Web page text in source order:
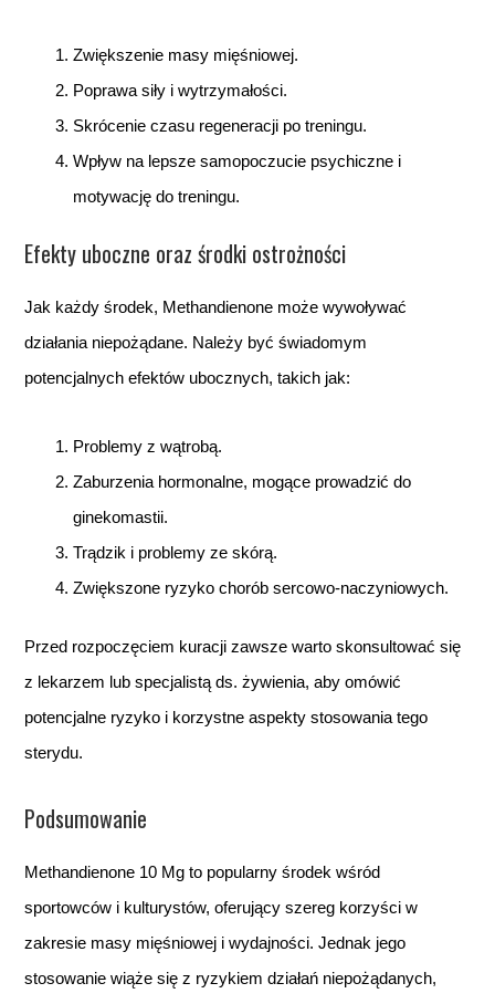
Zwiększenie masy mięśniowej.
Poprawa siły i wytrzymałości.
Skrócenie czasu regeneracji po treningu.
Wpływ na lepsze samopoczucie psychiczne i
motywację do treningu.
Efekty uboczne oraz środki ostrożności
Jak każdy środek, Methandienone może wywoływać
działania niepożądane. Należy być świadomym
potencjalnych efektów ubocznych, takich jak:
Problemy z wątrobą.
Zaburzenia hormonalne, mogące prowadzić do
ginekomastii.
Trądzik i problemy ze skórą.
Zwiększone ryzyko chorób sercowo-naczyniowych.
Przed rozpoczęciem kuracji zawsze warto skonsultować się
z lekarzem lub specjalistą ds. żywienia, aby omówić
potencjalne ryzyko i korzystne aspekty stosowania tego
sterydu.
Podsumowanie
Methandienone 10 Mg to popularny środek wśród
sportowców i kulturystów, oferujący szereg korzyści w
zakresie masy mięśniowej i wydajności. Jednak jego
stosowanie wiąże się z ryzykiem działań niepożądanych,